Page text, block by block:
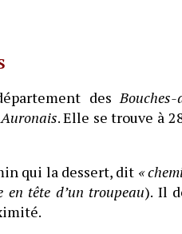
des
Auronais. Elle se trouve à
qui la dessert, dit «
tête d’un troupeau). Il